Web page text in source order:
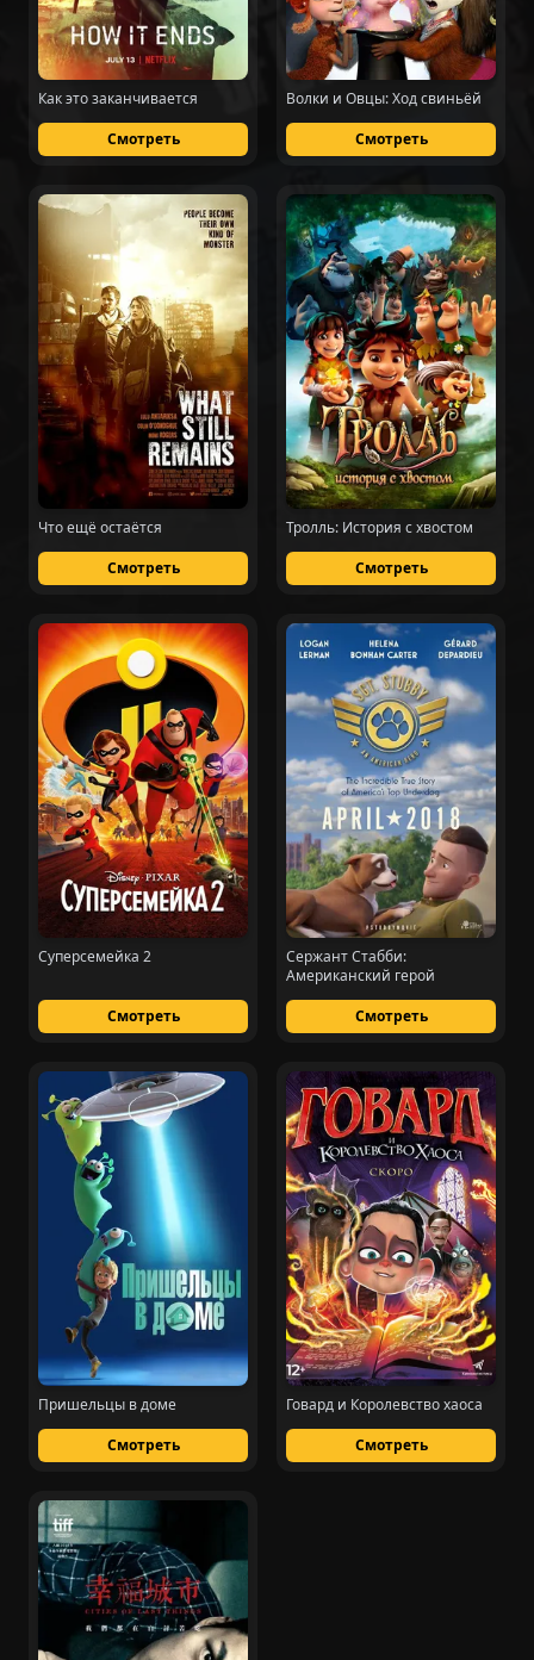
Как это заканчивается
Смотреть
Волки и Овцы: Ход свиньёй
Смотреть
Что ещё остаётся
Смотреть
Тролль: История с хвостом
Смотреть
Суперсемейка 2
Смотреть
Сержант Стабби:
Американский герой
Смотреть
Пришельцы в доме
Смотреть
Говард и Королевство хаоса
Смотреть